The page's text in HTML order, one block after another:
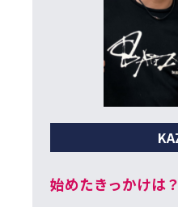
始めたきっかけは？